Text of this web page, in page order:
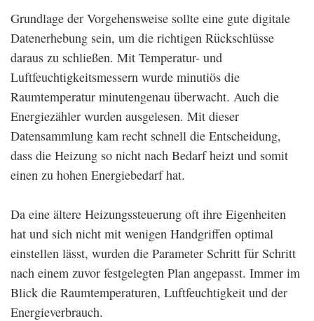
Grundlage der Vorgehensweise sollte eine gute digitale
Datenerhebung sein, um die richtigen Rückschlüsse
daraus zu schließen. Mit Temperatur- und
Luftfeuchtigkeitsmessern wurde minutiös die
Raumtemperatur minutengenau überwacht. Auch die
Energiezähler wurden ausgelesen. Mit dieser
Datensammlung kam recht schnell die Entscheidung,
dass die Heizung so nicht nach Bedarf heizt und somit
einen zu hohen Energiebedarf hat.
Da eine ältere Heizungssteuerung oft ihre Eigenheiten
hat und sich nicht mit wenigen Handgriffen optimal
einstellen lässt, wurden die Parameter Schritt für Schritt
nach einem zuvor festgelegten Plan angepasst. Immer im
Blick die Raumtemperaturen, Luftfeuchtigkeit und der
Energieverbrauch.